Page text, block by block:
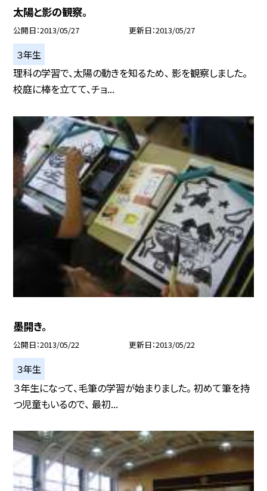
太陽と影の観察。
公開日 2013/05/27 更新日 2013/05/27
３年生
理科の学習で、太陽の動きを知るため、 影を観察しました。
校庭に棒を立てて、チョ...
墨開き。
公開日 2013/05/22 更新日 2013/05/22
３年生
３年生になって、毛筆の学習が始まりました。 初めて筆を持
つ児童もいるので、 最初...